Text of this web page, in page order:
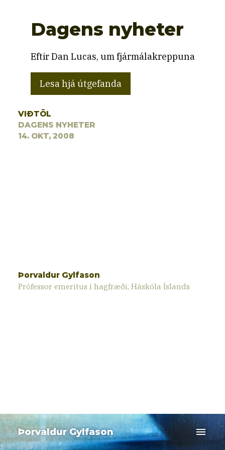
Þorvaldur Gylfason menu
VIÐTÖL
DAGENS NYHETER
14. OKT, 2008
Dagens nyheter
Eftir Dan Lucas, um fjármálakreppuna
Lesa hjá útgefanda
Þorvaldur Gylfason
Prófessor emeritus í hagfræði, Háskóla Íslands